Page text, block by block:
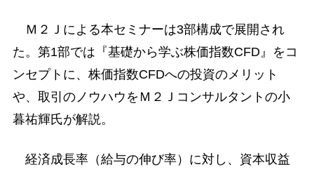
Ｍ２Ｊによる本セミナーは3部構成で展開され
た。第1部では『基礎から学ぶ株価指数CFD』をコ
ンセプトに、株価指数CFDへの投資のメリット
や、取引のノウハウをＭ２Ｊコンサルタントの小
暮祐輝氏が解説。
経済成長率（給与の伸び率）に対し、資本収益